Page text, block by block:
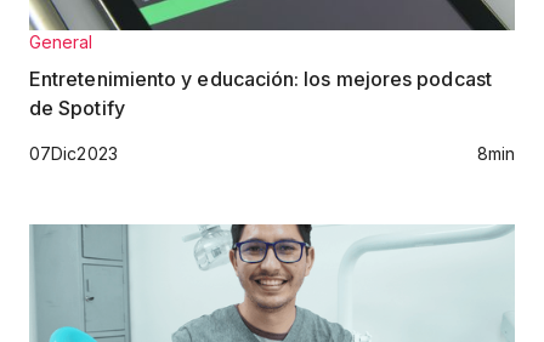
General
Entretenimiento y educación: los mejores podcast
de Spotify
07Dic2023 8min